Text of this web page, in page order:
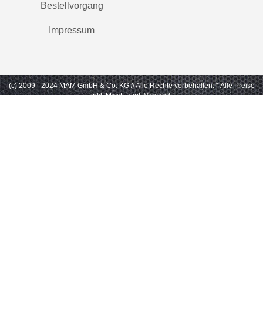
Bestellvorgang
Impressum
(c) 2009 - 2024 MAM GmbH & Co. KG // Alle Rechte vorbehalten. * Alle Preise
inkl. Mwst., zzgl. Versand.